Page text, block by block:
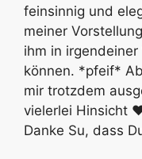
feinsinnig und
meiner
ihm in
können. *pfeif*
mir trotzdem
vielerlei Hinsicht
Danke Su, dass